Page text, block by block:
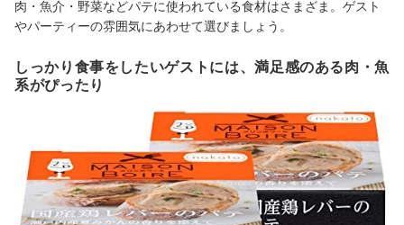
肉・魚介・野菜などパテに使われている食材はさまざま。ゲスト
やパーティーの雰囲気にあわせて選びましょう。
しっかり食事をしたいゲストには、満足感のある肉・魚
系がぴったり